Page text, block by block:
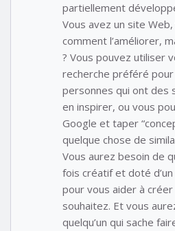
partiellement
Vous avez un site
comment l’améliorer,
? Vous pouvez utiliser
recherche préféré
personnes qui ont des
en inspirer, ou vous
Google et taper
quelque chose de
Vous aurez besoin de
fois créatif et doté
pour vous aider à
souhaitez. Et vous
quelqu’un qui sache